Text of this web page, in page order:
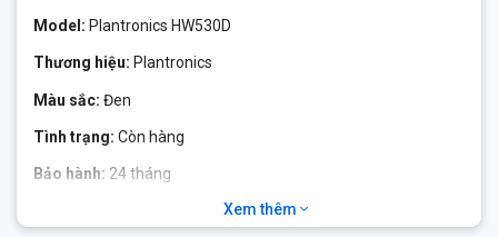
Model: Plantronics HW530D
Thương hiệu: Plantronics
Màu sắc: Đen
Tình trạng: Còn hàng
Bảo hành: 24 tháng
Xem thêm